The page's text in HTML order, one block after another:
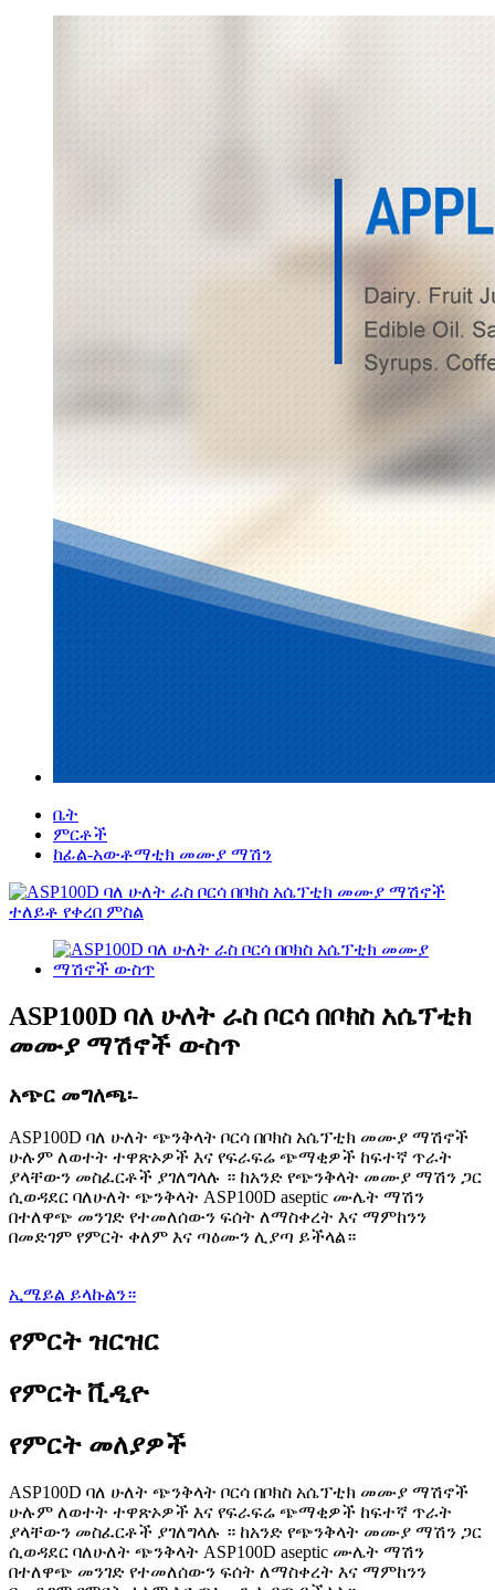
ቤት
ምርቶች
ከፊል-አውቶማቲክ መሙያ ማሽን
ASP100D ባለ ሁለት ራስ ቦርሳ በቦክስ አሴፕቲክ
መሙያ ማሽኖች ውስጥ
አጭር መግለጫ፡-
ASP100D ባለ ሁለት ጭንቅላት ቦርሳ በቦክስ አሴፕቲክ መሙያ ማሽኖች
ሁሉም ለወተት ተዋጽኦዎች እና የፍራፍሬ ጭማቂዎች ከፍተኛ ጥራት
ያላቸውን መስፈርቶች ያገለግላሉ ። ከአንድ የጭንቅላት መሙያ ማሽን ጋር
ሲወዳደር ባለሁለት ጭንቅላት ASP100D aseptic ሙሌት ማሽን
በተለዋጭ መንገድ የተመለሰውን ፍሰት ለማስቀረት እና ማምከንን
በመድገም የምርት ቀለም እና ጣዕሙን ሊያጣ ይችላል።
ኢሜይል ይላኩልን።
የምርት ዝርዝር
የምርት ቪዲዮ
የምርት መለያዎች
ASP100D ባለ ሁለት ጭንቅላት ቦርሳ በቦክስ አሴፕቲክ መሙያ ማሽኖች
ሁሉም ለወተት ተዋጽኦዎች እና የፍራፍሬ ጭማቂዎች ከፍተኛ ጥራት
ያላቸውን መስፈርቶች ያገለግላሉ ። ከአንድ የጭንቅላት መሙያ ማሽን ጋር
ሲወዳደር ባለሁለት ጭንቅላት ASP100D aseptic ሙሌት ማሽን
በተለዋጭ መንገድ የተመለሰውን ፍሰት ለማስቀረት እና ማምከንን